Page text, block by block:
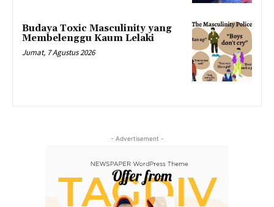
Budaya Toxic Masculinity yang
Membelenggu Kaum Lelaki
Jumat, 7 Agustus 2026
- Advertisement -